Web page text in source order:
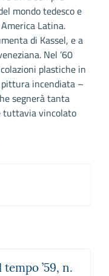
mondo tedesco e
Latina.
di Kassel, e a
Nel ’60
plastiche in
incendiata –
segnerà tanta
tuttavia vincolato
’59, n.